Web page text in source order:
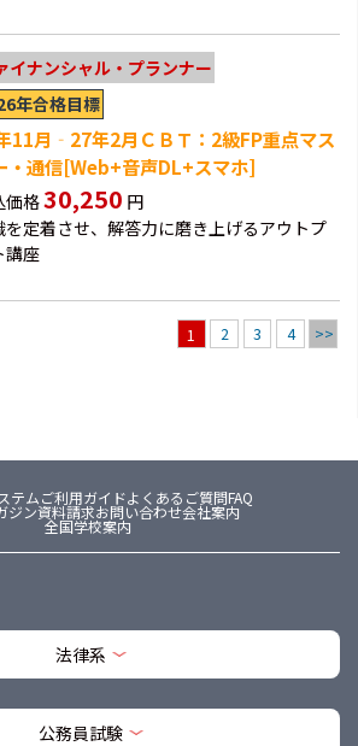
イナンシャル・プランナー
年合格目標
11月‐27年2月ＣＢＴ：2級FP重点マス
・通信[Web+音声DL+スマホ]
価格30,250 円
を定着させ、解答力に磨き上げるアウトプ
講座
1 2 3 4 >>
テムご利用ガイドよくあるご質問FAQ
ジン資料請求お問い合わせ会社案内
全国学校案内
法律系
公務員試験